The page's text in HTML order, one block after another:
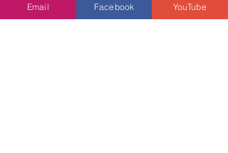
Email Facebook YouTube